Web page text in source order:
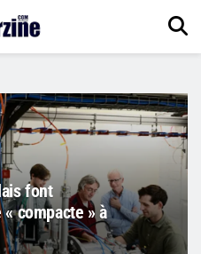
font
compacte » à